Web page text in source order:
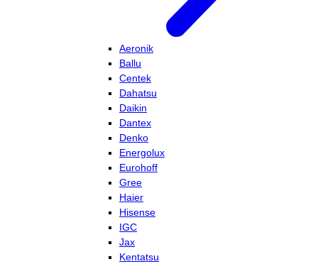
Aeronik
Ballu
Centek
Dahatsu
Daikin
Dantex
Denko
Energolux
Eurohoff
Gree
Haier
Hisense
IGC
Jax
Kentatsu